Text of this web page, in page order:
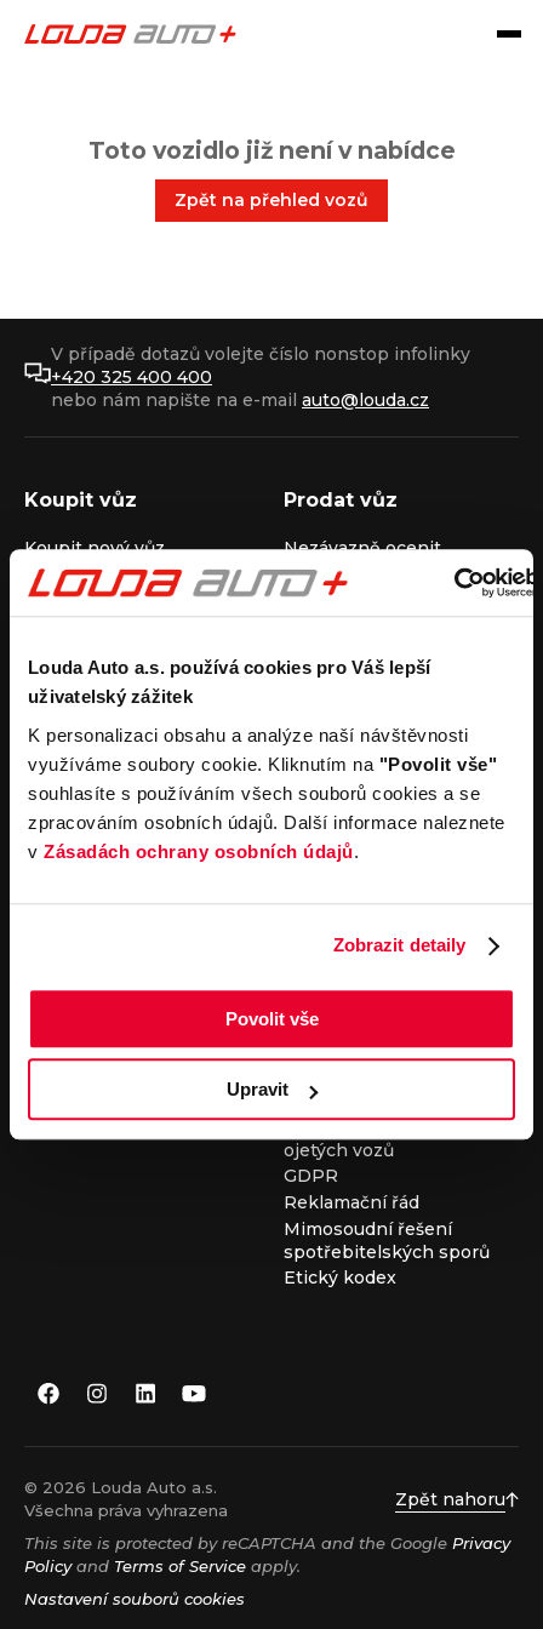
Louda Auto a.s. používá cookies pro Váš lepší
uživatelský zážitek
K personalizaci obsahu a analýze naší návštěvnosti
využíváme soubory cookie. Kliknutím na "Povolit vše"
souhlasíte s používáním všech souborů cookies a se
zpracováním osobních údajů. Další informace naleznete
v Zásadách ochrany osobních údajů.
Zobrazit detaily
Povolit vše
Upravit
Toto vozidlo již není v nabídce
Zpět na přehled vozů
V případě dotazů volejte číslo nonstop infolinky
+420 325 400 400
nebo nám napište na e-mail auto@louda.cz
Koupit vůz
Koupit nový vůz
Koupit ojetý vůz
Koupit užitkový vůz
Prodat vůz
Nezávazně ocenit
Průběh výkupu vozu
Pronájem
Carsharing
Autopůjčovna
Operativní leasing
Společnost
Louda Auto+ Poděbrady
Obytné vozy
Novinky
Kariéra
Servisní služby
Servis
Důležité odkazy
Cookies
Všeobecné obchodní
podmínky pro online
vozidel
Všeobecné obchodní
podmínky pro provádění
servisních prací
Všeobecné obchodní
podmínky při nákupu
ojetých vozů
GDPR
Reklamační řád
Mimosoudní řešení
spotřebitelských sporů
Etický kodex
© 2026 Louda Auto a.s.
Všechna práva vyhrazena
Zpět nahoru
This site is protected by reCAPTCHA and the Google Privacy
Policyand Terms of Service apply.
Nastavení souborů cookies